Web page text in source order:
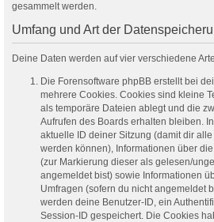
gesammelt werden.
Umfang und Art der
Deine Daten werden auf vier verschiedene
Die Forensoftware phpBB erstellt bei
mehrere Cookies. Cookies sind kleine
als temporäre Dateien ablegt und die
Aufrufen des Boards erhalten bleiben.
aktuelle ID deiner Sitzung (damit dir
werden können), Informationen über
(zur Markierung dieser als gelesen/
angemeldet bist) sowie Informationen
Umfragen (sofern du nicht angemeldet
werden deine Benutzer-ID, ein
Session-ID gespeichert. Die Cookies